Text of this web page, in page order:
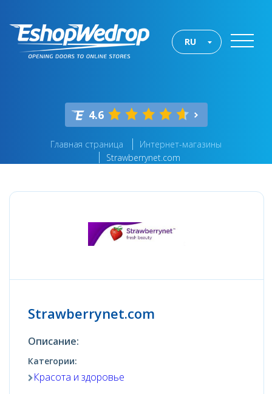
RU
4.6
Главная страница
Интернет-магазины
Strawberrynet.com
Strawberrynet.com
Описание:
Категории:
Красота и здоровье